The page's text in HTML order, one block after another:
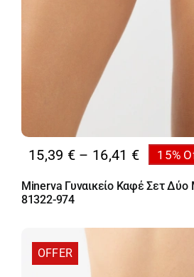
15,39 € – 16,41 €Price
15,39 €
15%
Minerva Γυναικείο Καφέ Σετ Δύο
81322-974
OFFER